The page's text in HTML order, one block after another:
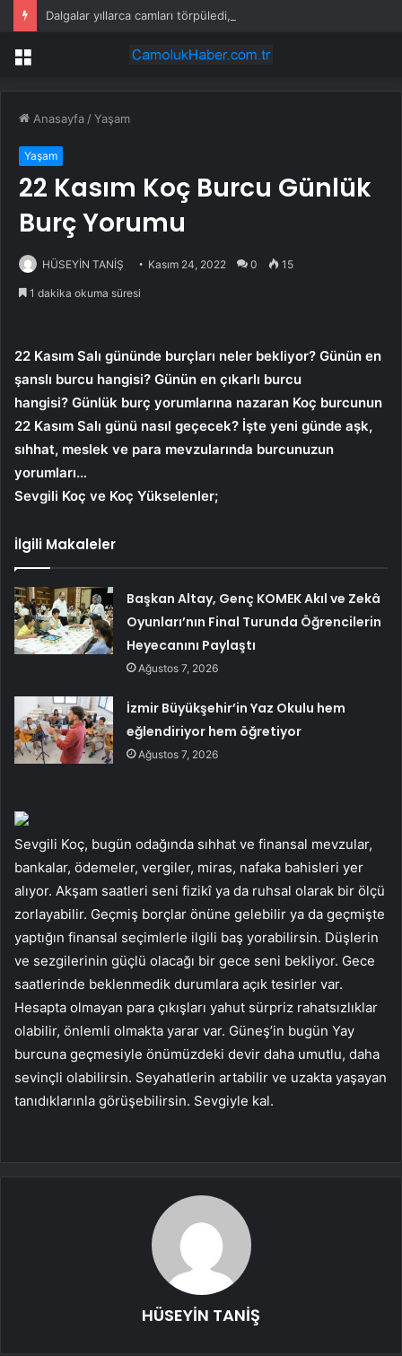
Menü
Anasayfa /Yaşam
Yaşam
22 Kasım Koç Burcu Günlük
Burç Yorumu
HÜSEYİN TANİŞ Kasım 24, 2022 0 15
1 dakika okuma süresi
22 Kasım Salı gününde burçları neler bekliyor? Günün en
şanslı burcu hangisi? Günün en çıkarlı burcu
hangisi? Günlük burç yorumlarına nazaran Koç burcunun
22 Kasım Salı günü nasıl geçecek? İşte yeni günde aşk,
sıhhat, meslek ve para mevzularında burcunuzun
yorumları…
Sevgili Koç ve Koç Yükselenler;
İlgili Makaleler
Başkan Altay, Genç KOMEK Akıl ve Zekâ
Oyunları’nın Final Turunda Öğrencilerin
Heyecanını Paylaştı
Ağustos 7, 2026
İzmir Büyükşehir’in Yaz Okulu hem
eğlendiriyor hem öğretiyor
Ağustos 7, 2026
Sevgili Koç, bugün odağında sıhhat ve finansal mevzular,
bankalar, ödemeler, vergiler, miras, nafaka bahisleri yer
alıyor. Akşam saatleri seni fizikî ya da ruhsal olarak bir ölçü
zorlayabilir. Geçmiş borçlar önüne gelebilir ya da geçmişte
yaptığın finansal seçimlerle ilgili baş yorabilirsin. Düşlerin
ve sezgilerinin güçlü olacağı bir gece seni bekliyor. Gece
saatlerinde beklenmedik durumlara açık tesirler var.
Hesapta olmayan para çıkışları yahut sürpriz rahatsızlıklar
olabilir, önlemli olmakta yarar var. Güneş’in bugün Yay
burcuna geçmesiyle önümüzdeki devir daha umutlu, daha
sevinçli olabilirsin. Seyahatlerin artabilir ve uzakta yaşayan
tanıdıklarınla görüşebilirsin. Sevgiyle kal.
HÜSEYİN TANİŞ